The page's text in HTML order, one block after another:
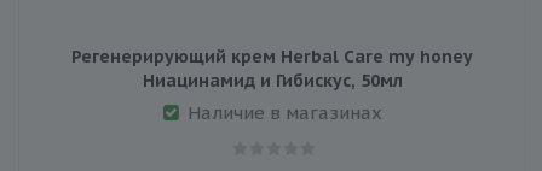
Регенерирующий крем Herbal Care my honey
Ниацинамид и Гибискус, 50мл
Наличие в магазинах